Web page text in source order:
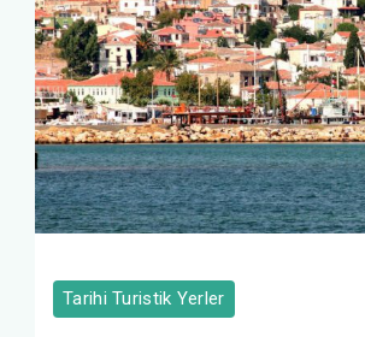
Tarihi Turistik Yerler